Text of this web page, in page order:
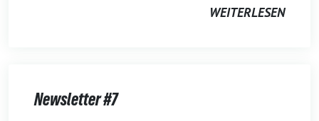
WEITERLESEN
Newsletter #7